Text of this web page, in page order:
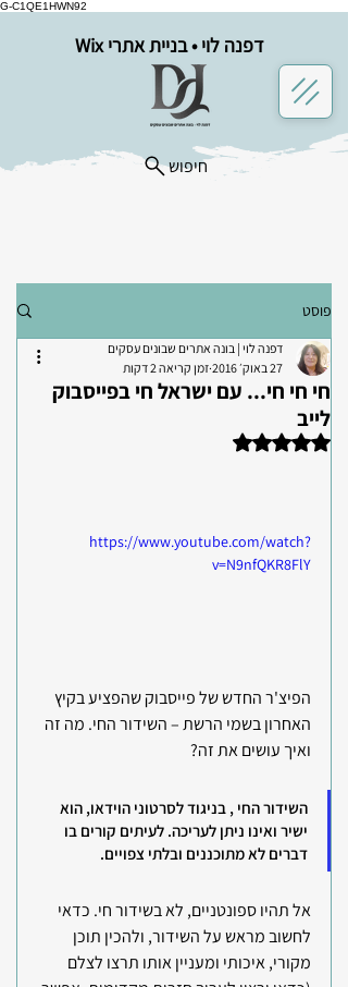
G-C1QE1HWN92
דפנה לוי • בניית אתרי Wix
חיפוש
פוסט
חי חי חי... עם ישראל חי בפייסבוק
לייב
דפנה לוי | בונה אתרים שבונים עסקים
27 באוק׳ 2016
זמן קריאה 2 דקות
דירוג של NaN מתוך 5 כוכבים
https://www.youtube.com/watch?
v=N9nfQKR8FlY
הפיצ'ר החדש של פייסבוק שהפציע בקיץ
האחרון בשמי הרשת – השידור החי. מה זה
ואיך עושים את זה?
השידור החי , בניגוד לסרטוני הוידאו, הוא
ישיר ואינו ניתן לעריכה. לעיתים קורים בו
דברים לא מתוכננים ובלתי צפויים.
אל תהיו ספונטניים, לא בשידור חי. כדאי
לחשוב מראש על השידור, ולהכין תוכן
מקורי, איכותי ומעניין אותו תרצו לצלם